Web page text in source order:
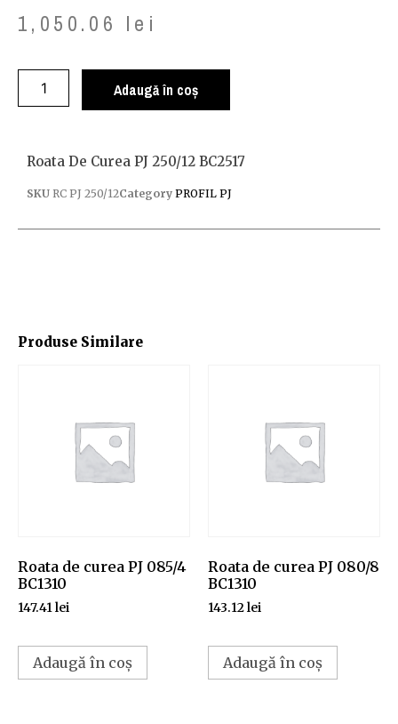
1,050.06 lei
Adaugă în coș
Produse Similare
Roata de curea PJ 085/4
BC1310
147.41lei
Adaugă în coș
Roata de curea PJ 080/8
BC1310
143.12lei
Adaugă în coș
Roata De Curea PJ 250/12 BC2517
SKU RC PJ 250/12Category PROFIL PJ